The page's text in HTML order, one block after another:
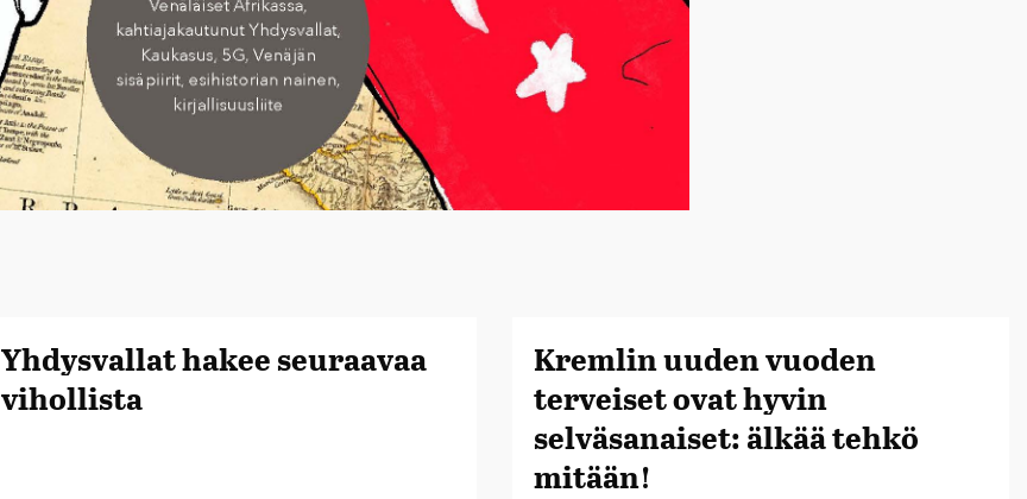
Yhdysvallat hakee seuraavaa
vihollista
Kremlin uuden vuoden
terveiset ovat hyvin
selväsanaiset: älkää tehkö
mitään!